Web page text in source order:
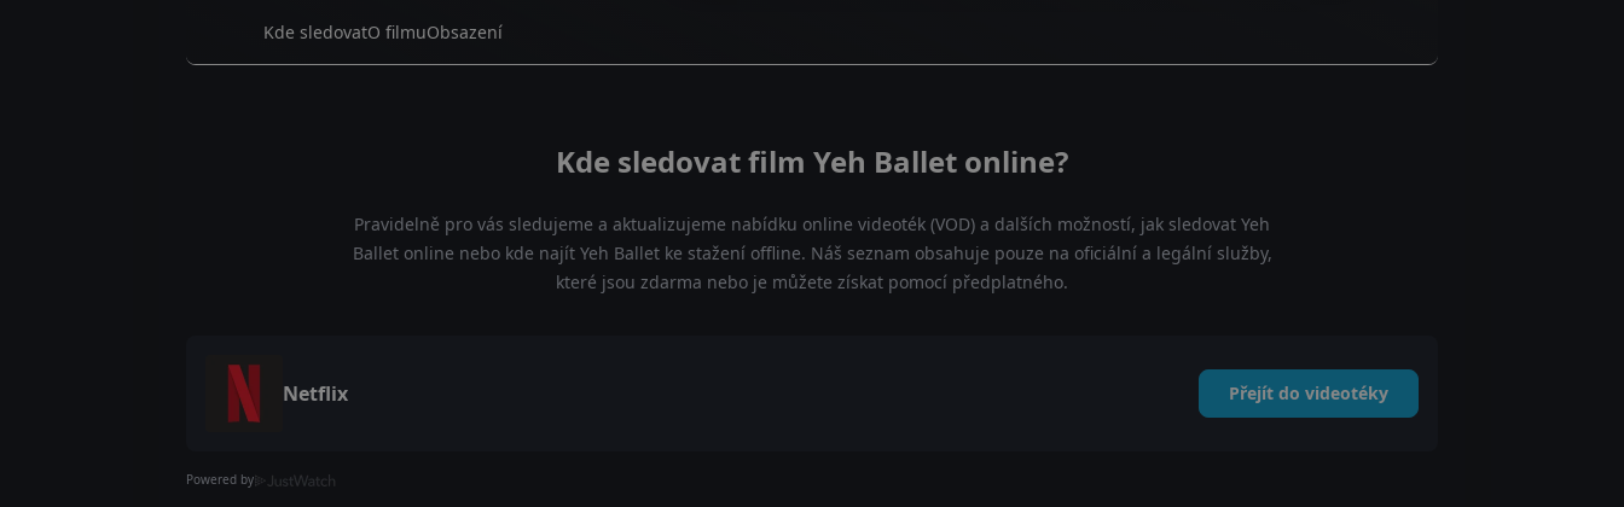
Kde sledovatO filmuObsazení
Kde sledovat film Yeh Ballet online?
Pravidelně pro vás sledujeme a aktualizujeme nabídku online videoték (VOD) a dalších možností, jak sledovat Yeh
Ballet online nebo kde najít Yeh Ballet ke stažení offline. Náš seznam obsahuje pouze na oficiální a legální služby,
které jsou zdarma nebo je můžete získat pomocí předplatného.
Netflix Přejít do videotéky
Powered by